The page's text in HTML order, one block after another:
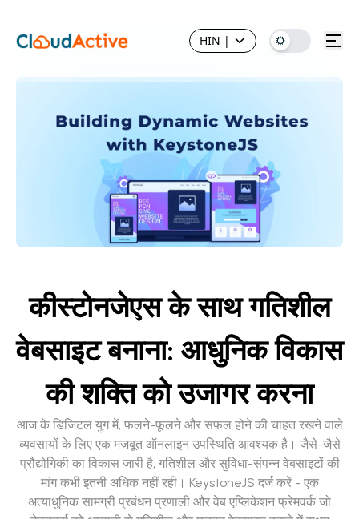
HIN |
कीस्टोनजेएस के साथ गतिशील
वेबसाइट बनाना: आधुनिक विकास
की शक्ति को उजागर करना
आज के डिजिटल युग में, फलने-फूलने और सफल होने की चाहत रखने वाले
व्यवसायों के लिए एक मजबूत ऑनलाइन उपस्थिति आवश्यक है। जैसे-जैसे
प्रौद्योगिकी का विकास जारी है, गतिशील और सुविधा-संपन्न वेबसाइटों की
मांग कभी इतनी अधिक नहीं रही। KeystoneJS दर्ज करें - एक
अत्याधुनिक सामग्री प्रबंधन प्रणाली और वेब एप्लिकेशन फ्रेमवर्क जो